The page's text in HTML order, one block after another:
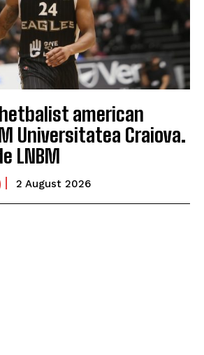
american
Universitatea Craiova.
LNBM
2 August 2026